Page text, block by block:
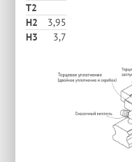
T2
H2
3,95
Н3
3,7